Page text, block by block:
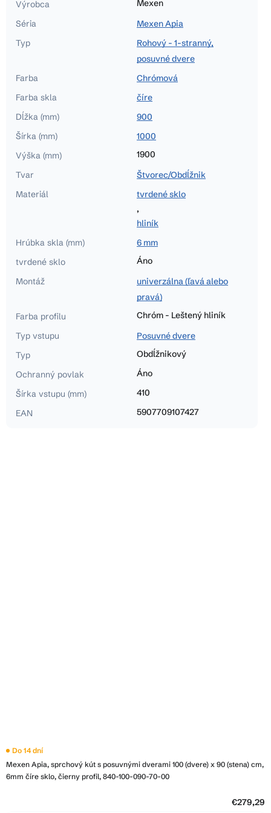
Výrobca
Mexen
Séria
Mexen Apia
Typ
Rohový - 1-stranný,
posuvné dvere
Farba
Chrómová
Farba skla
číre
Dĺžka (mm)
900
Šírka (mm)
1000
Výška (mm)
1900
Tvar
Štvorec/Obdĺžnik
Materiál
tvrdené sklo
,
hliník
Hrúbka skla (mm)
6 mm
tvrdené sklo
Áno
Montáž
univerzálna (ľavá alebo
pravá)
Farba profilu
Chróm - Leštený hliník
Typ vstupu
Posuvné dvere
Typ
Obdĺžnikový
Ochranný povlak
Áno
Šírka vstupu (mm)
410
EAN
5907709107427
Mexen Apia, sprchový kút s posuvnými dverami 100 (dvere) x 90 (stena) cm,
6mm číre sklo, čierny profil, 840-100-090-70-00
Do 14 dní
€279,29